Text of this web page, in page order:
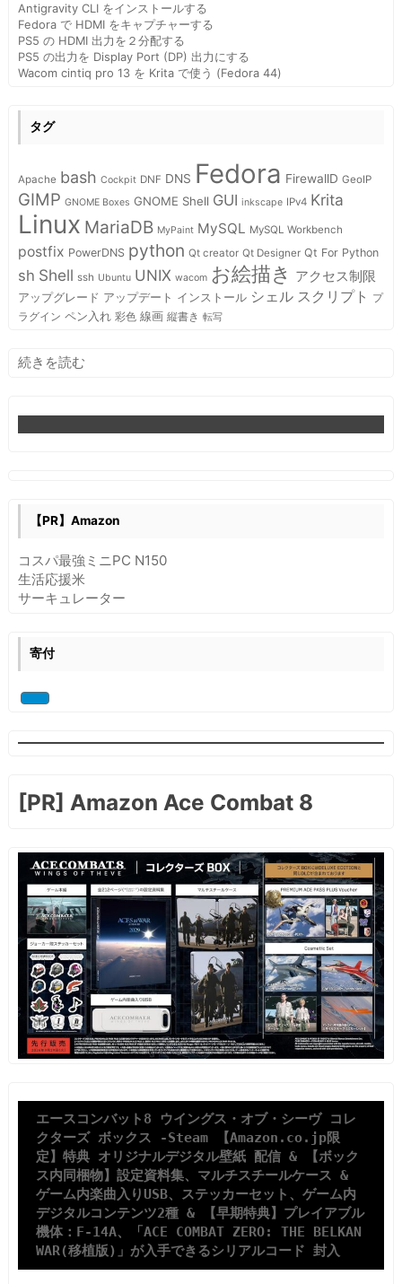
Antigravity CLI をインストールする
Fedora で HDMI をキャプチャーする
PS5 の HDMI 出力を２分配する
PS5 の出力を Display Port (DP) 出力にする
Wacom cintiq pro 13 を Krita で使う (Fedora 44)
タグ
Apache bash Cockpit DNF DNS Fedora FirewallD GeoIP
GIMP GNOME Boxes GNOME Shell GUI inkscape IPv4 Krita
Linux MariaDB MyPaint MySQL MySQL Workbench
postfix PowerDNS python Qt creator Qt Designer Qt For Python
sh Shell ssh Ubuntu UNIX wacom お絵描き アクセス制限
アップグレード アップデート インストール シェル スクリプト
プ
ラグイン ペン入れ 彩色 線画 縦書き 転写
続きを読む:
そ
ろ
マ
ド
ラ
【PR】Amazon
コスパ最強ミニPC N150
生活応援米
サーキュレーター
寄付
[PR] Amazon Ace Combat 8
エースコンバット8 ウイングス・オブ・シーヴ コレ
クターズ ボックス -Steam 【Amazon.co.jp限
定】特典 オリジナルデジタル壁紙 配信 & 【ボック
ス内同梱物】設定資料集、マルチスチールケース &
ゲーム内楽曲入りUSB、ステッカーセット、ゲーム内
デジタルコンテンツ2種 & 【早期特典】プレイアブル
機体：F-14A、「ACE COMBAT ZERO: THE BELKAN
WAR(移植版)」が入手できるシリアルコード 封入